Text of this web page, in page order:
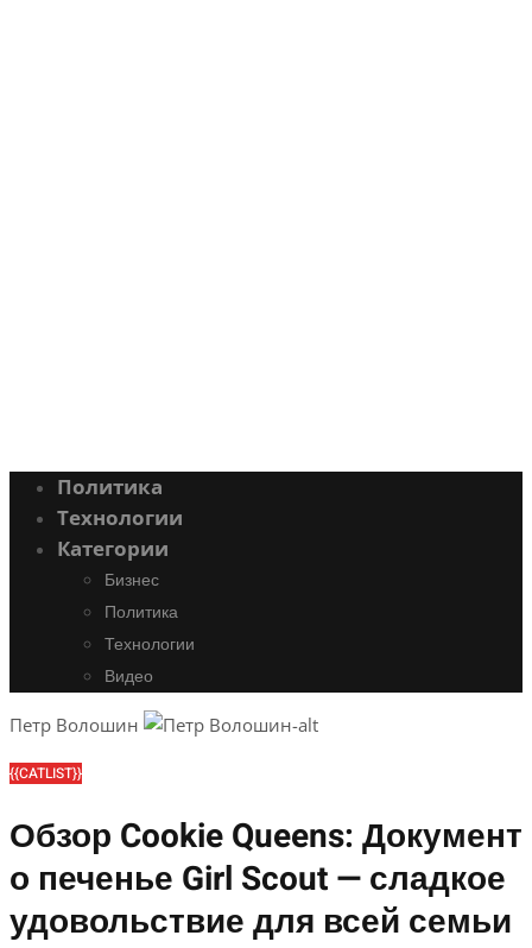
Политика
Технологии
Категории
Бизнес
Политика
Технологии
Видео
Петр Волошин
{{CATLIST}}
Обзор Cookie Queens: Документ
о печенье Girl Scout — сладкое
удовольствие для всей семьи